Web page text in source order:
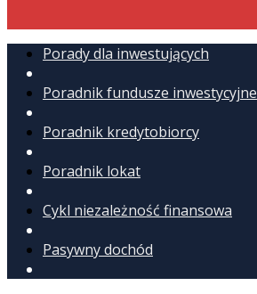
Porady dla inwestujących
Poradnik fundusze inwestycyjne
Poradnik kredytobiorcy
Poradnik lokat
Cykl niezależność finansowa
Pasywny dochód